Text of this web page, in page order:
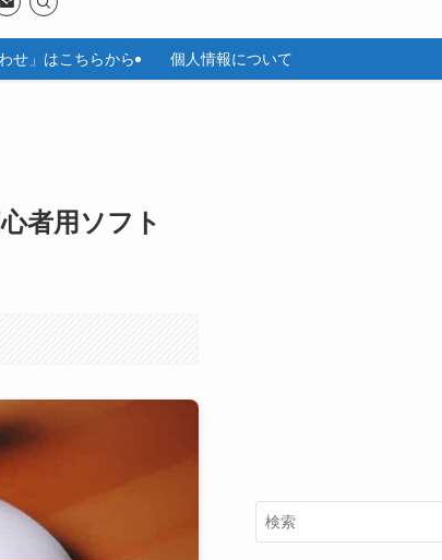
せ」はこちらから 個人情報について
者用ソフト